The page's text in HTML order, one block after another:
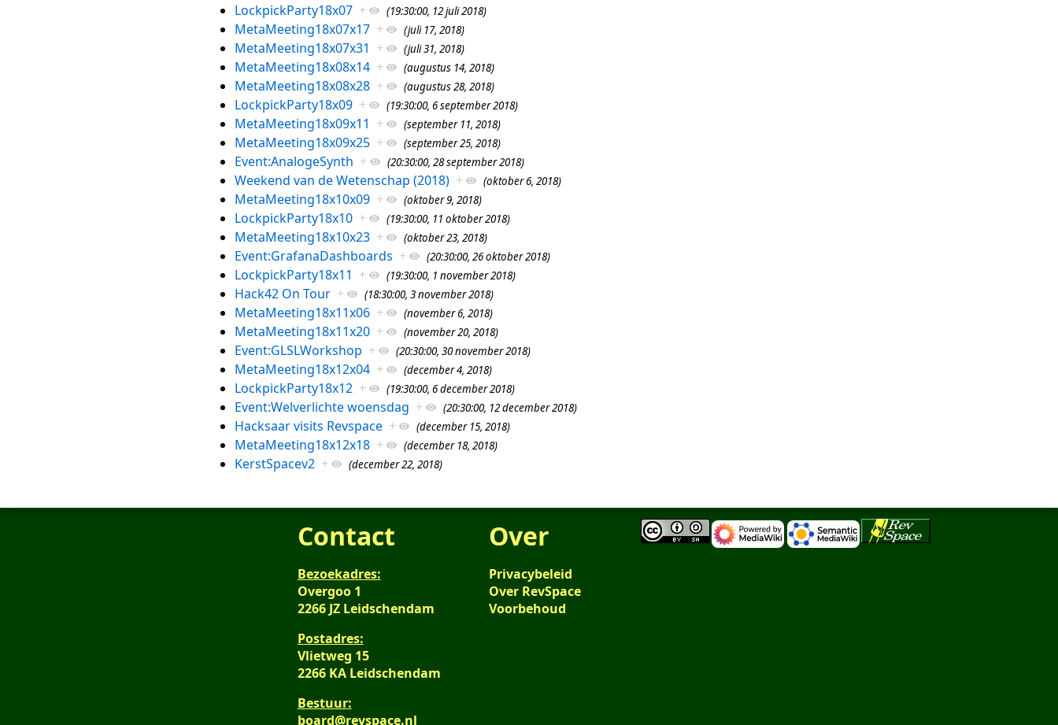
LockpickParty18x07 + (19:30:00, 12 juli 2018)
MetaMeeting18x07x17 + (juli 17, 2018)
MetaMeeting18x07x31 + (juli 31, 2018)
MetaMeeting18x08x14 + (augustus 14, 2018)
MetaMeeting18x08x28 + (augustus 28, 2018)
LockpickParty18x09 + (19:30:00, 6 september 2018)
MetaMeeting18x09x11 + (september 11, 2018)
MetaMeeting18x09x25 + (september 25, 2018)
Event:AnalogeSynth + (20:30:00, 28 september 2018)
Weekend van de Wetenschap (2018) + (oktober 6, 2018)
MetaMeeting18x10x09 + (oktober 9, 2018)
LockpickParty18x10 + (19:30:00, 11 oktober 2018)
MetaMeeting18x10x23 + (oktober 23, 2018)
Event:GrafanaDashboards + (20:30:00, 26 oktober 2018)
LockpickParty18x11 + (19:30:00, 1 november 2018)
Hack42 On Tour + (18:30:00, 3 november 2018)
MetaMeeting18x11x06 + (november 6, 2018)
MetaMeeting18x11x20 + (november 20, 2018)
Event:GLSLWorkshop + (20:30:00, 30 november 2018)
MetaMeeting18x12x04 + (december 4, 2018)
LockpickParty18x12 + (19:30:00, 6 december 2018)
Event:Welverlichte woensdag + (20:30:00, 12 december 2018)
Hacksaar visits Revspace + (december 15, 2018)
MetaMeeting18x12x18 + (december 18, 2018)
KerstSpacev2 + (december 22, 2018)
Contact
Bezoekadres:
Overgoo 1
2266 JZ Leidschendam
Postadres:
Vlietweg 15
2266 KA Leidschendam
Bestuur:
board@revspace.nl
Over
Privacybeleid
Over RevSpace
Voorbehoud